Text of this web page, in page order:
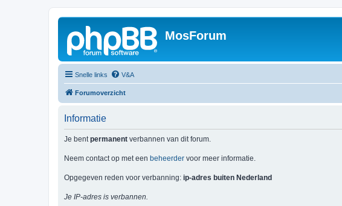
MosForum
Snelle links V&A
Forumoverzicht
Informatie
Je bentpermanent verbannen van dit forum.
Neem contact op met een beheerder voor meer informatie.
Opgegeven reden voor verbanning: ip-adres buiten Nederland
Je IP-adres is verbannen.